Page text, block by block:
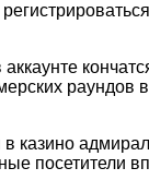
посетители